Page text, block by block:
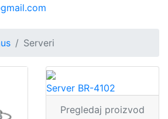
Serveri
Server BR-4102
Pregledaj proizvod